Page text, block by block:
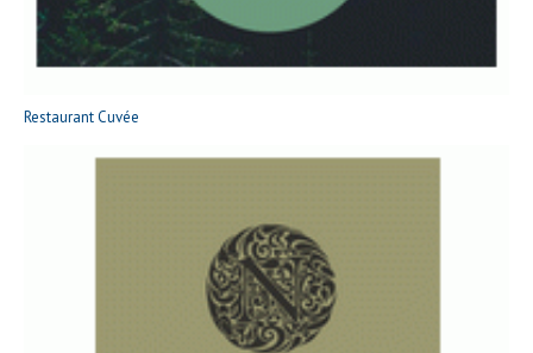
Restaurant Cuvée